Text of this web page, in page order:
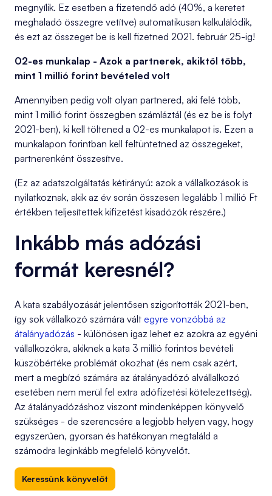
megnyílik. Ez esetben a fizetendő adó (40%, a keretet
meghaladó összegre vetítve) automatikusan kalkulálódik,
és ezt az összeget be is kell fizetned 2021. február 25-ig!
02-es munkalap - Azok a partnerek, akiktől több,
mint 1 millió forint bevételed volt
Amennyiben pedig volt olyan partnered, aki felé több,
mint 1 millió forint összegben számláztál (és ez be is folyt
2021-ben), ki kell töltened a 02-es munkalapot is. Ezen a
munkalapon forintban kell feltüntetned az összegeket,
partnerenként összesítve.
(Ez az adatszolgáltatás kétirányú: azok a vállalkozások is
nyilatkoznak, akik az év során összesen legalább 1 millió Ft
értékben teljesítettek kifizetést kisadózók részére.)
Inkább más adózási
formát keresnél?
A kata szabályozását jelentősen szigorították 2021-ben,
így sok vállalkozó számára vált egyre vonzóbbá az
átalányadózás - különösen igaz lehet ez azokra az egyéni
vállalkozókra, akiknek a kata 3 millió forintos bevételi
küszöbértéke problémát okozhat (és nem csak azért,
mert a megbízó számára az átalányadózó alvállalkozó
esetében nem merül fel extra adófizetési kötelezettség).
Az átalányadózáshoz viszont mindenképpen könyvelő
szükséges - de szerencsére a legjobb helyen vagy, hogy
egyszerűen, gyorsan és hatékonyan megtaláld a
számodra leginkább megfelelő könyvelőt.
Keressünk könyvelőt